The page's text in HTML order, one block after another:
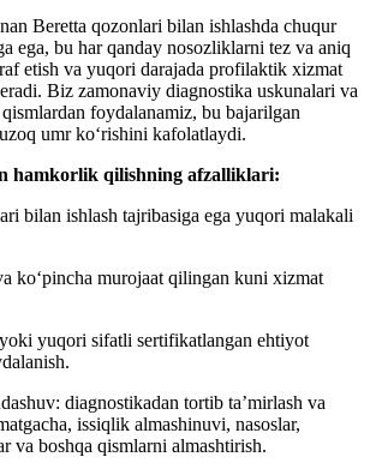
Beretta qozonlari bilan ishlashda chuqur
ega, bu har qanday nosozliklarni tez va aniq
etish va yuqori darajada profilaktik xizmat
Biz zamonaviy diagnostika uskunalari va
foydalanamiz, bu bajarilgan
umr ko‘rishini kafolatlaydi.
hamkorlik qilishning afzalliklari:
bilan ishlash tajribasiga ega yuqori malakali
ko‘pincha murojaat qilingan kuni xizmat
yuqori sifatli sertifikatlangan ehtiyot
diagnostikadan tortib ta’mirlash va
issiqlik almashinuvi, nasoslar,
va boshqa qismlarni almashtirish.